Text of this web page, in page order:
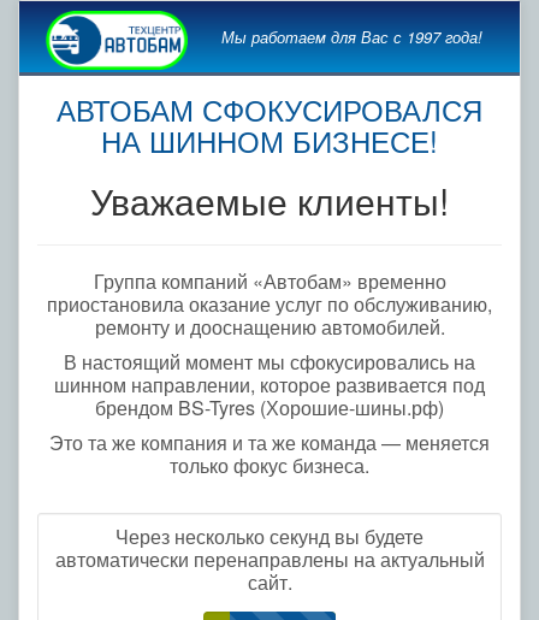
Мы работаем для Вас с 1997 года!
АВТОБАМ СФОКУСИРОВАЛСЯ
НА ШИННОМ БИЗНЕСЕ!
Уважаемые клиенты!
Группа компаний «Автобам» временно
приостановила оказание услуг по обслуживанию,
ремонту и дооснащению автомобилей.
В настоящий момент мы сфокусировались на
шинном направлении, которое развивается под
брендом BS-Tyres (Хорошие-шины.рф)
Это та же компания и та же команда — меняется
только фокус бизнеса.
Через несколько секунд вы будете
автоматически перенаправлены на актуальный
сайт.